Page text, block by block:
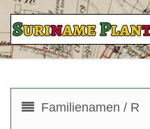
Familienamen / R